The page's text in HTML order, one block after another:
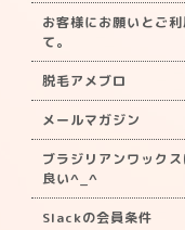
お客様にお願いとご
て。
脱毛アメブロ
メールマガジン
ブラジリアンワック
良い^_^
Slackの会員条件